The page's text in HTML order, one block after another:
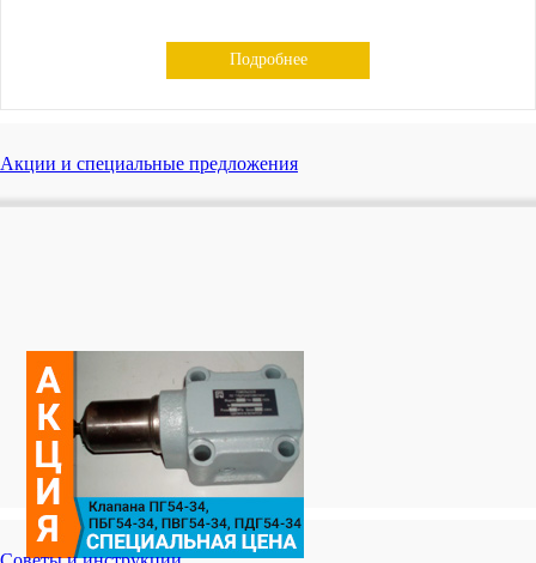
Подробнее
Акции и специальные предложения